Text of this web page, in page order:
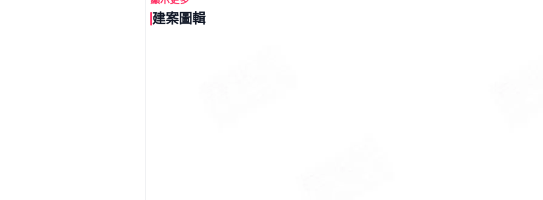
台17、新台17(未完工)
亦有國道1號及國道10號可利用
建案圖輯